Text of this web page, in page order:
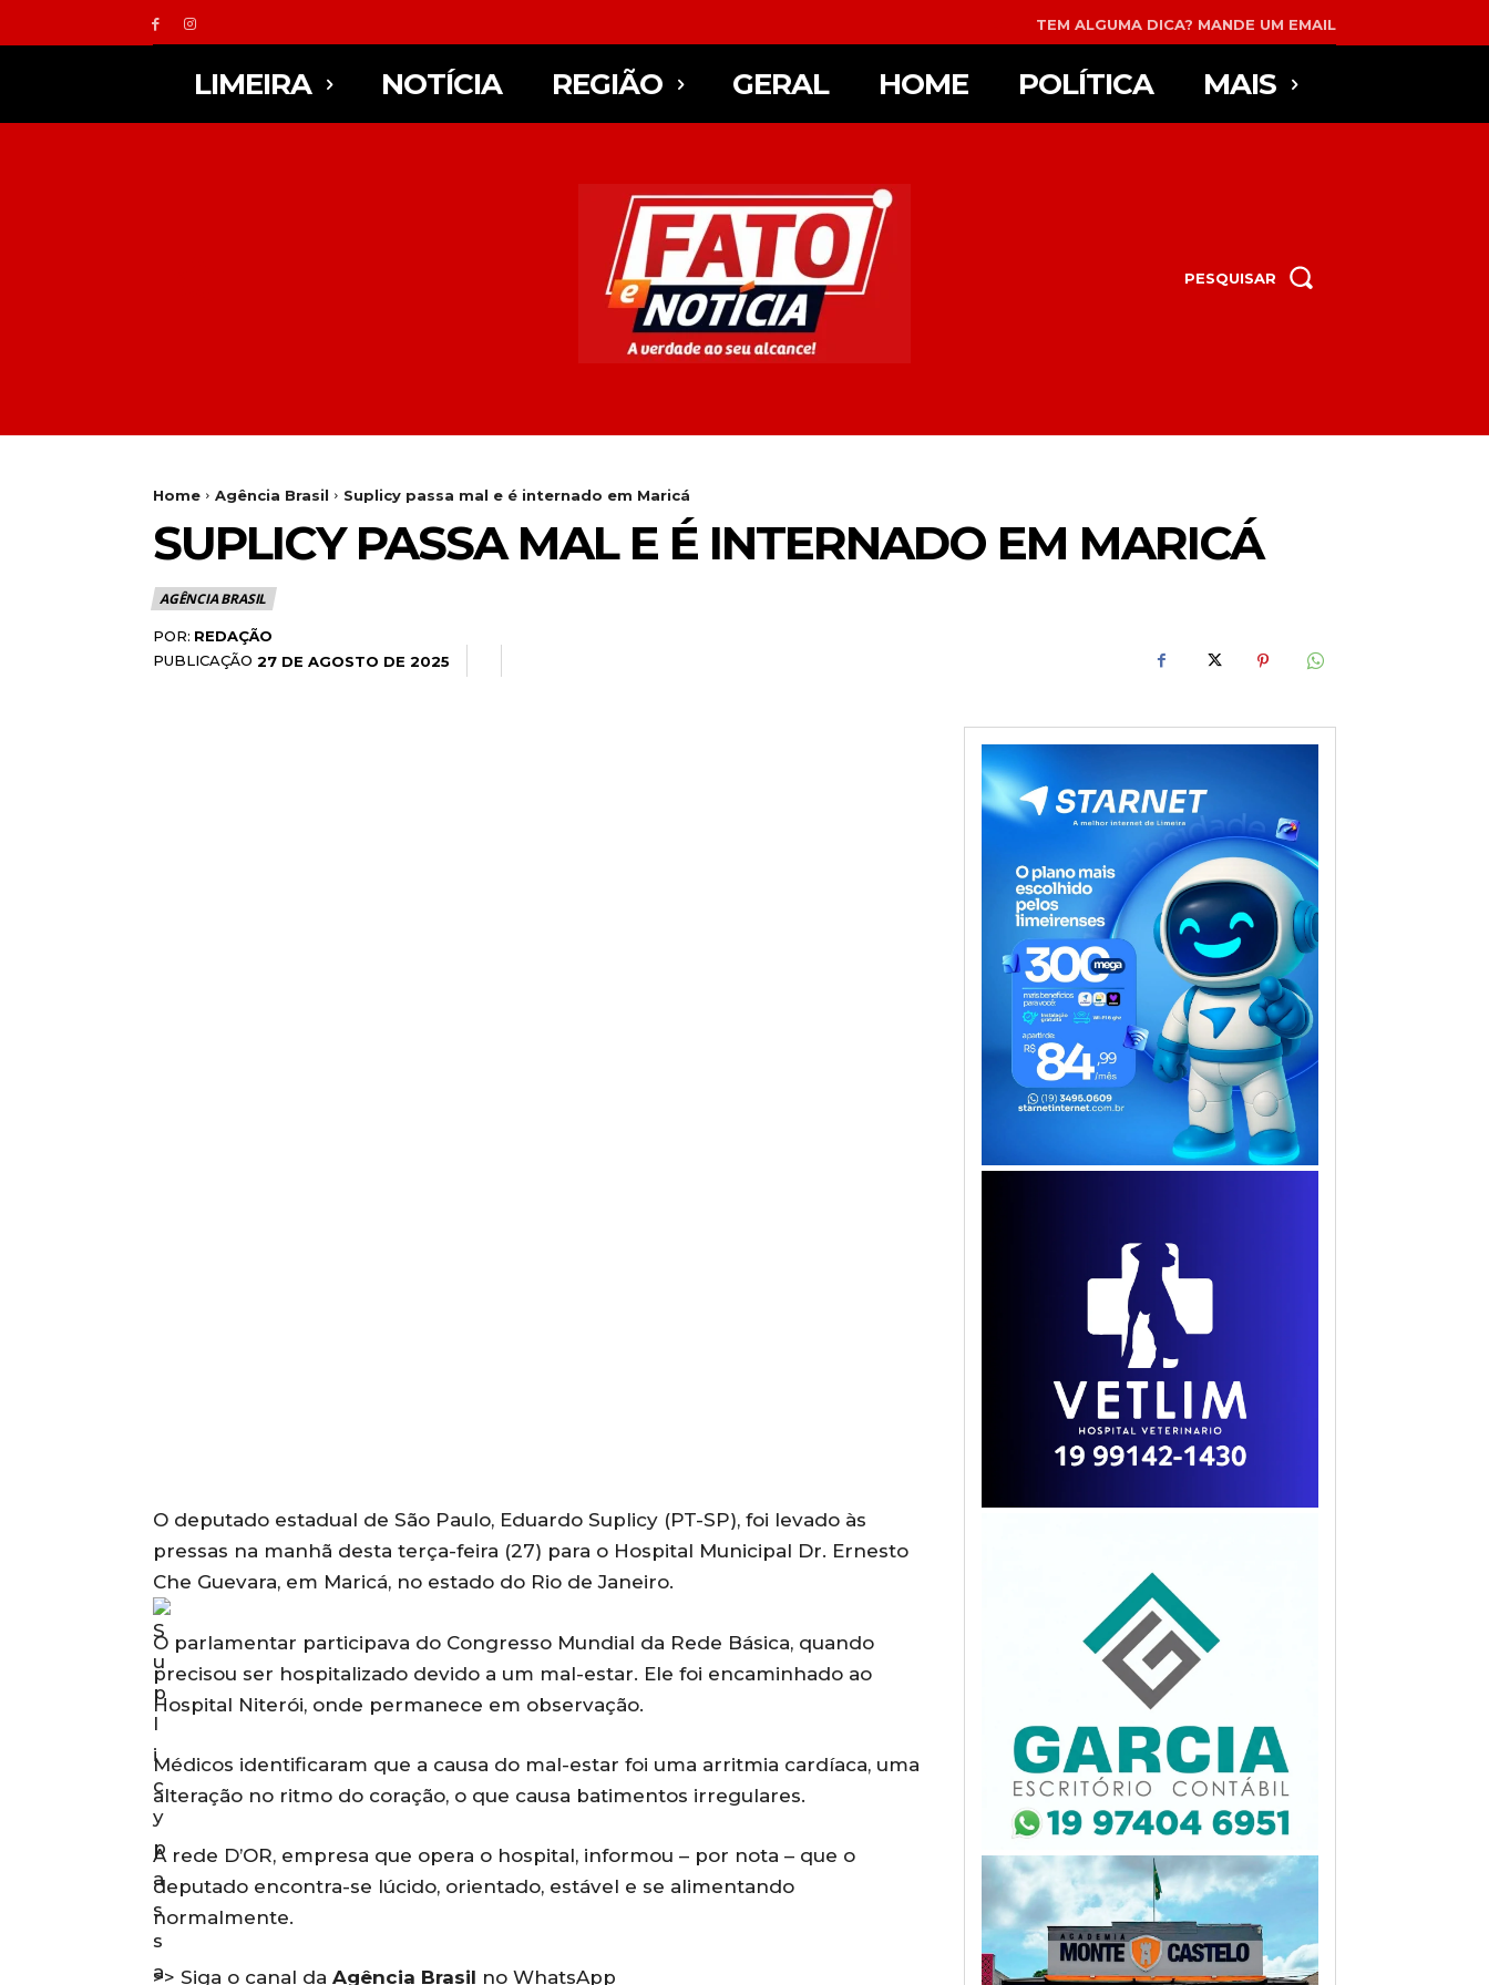
TEM ALGUMA DICA? MANDE UM EMAIL
LIMEIRA NOTÍCIA REGIÃO GERAL HOME POLÍTICA MAIS
PESQUISAR
Home Agência Brasil Suplicy passa mal e é internado em Maricá
SUPLICY PASSA MAL E É INTERNADO EM MARICÁ
AGÊNCIA BRASIL
POR: REDAÇÃO
PUBLICAÇÃO 27 DE AGOSTO DE 2025
O deputado estadual de São Paulo, Eduardo Suplicy (PT-SP), foi levado às
pressas na manhã desta terça-feira (27) para o Hospital Municipal Dr. Ernesto
Che Guevara, em Maricá, no estado do Rio de Janeiro.
O parlamentar participava do Congresso Mundial da Rede Básica, quando
precisou ser hospitalizado devido a um mal-estar. Ele foi encaminhado ao
Hospital Niterói, onde permanece em observação.
Médicos identificaram que a causa do mal-estar foi uma arritmia cardíaca, uma
alteração no ritmo do coração, o que causa batimentos irregulares.
A rede D’OR, empresa que opera o hospital, informou – por nota – que o
deputado encontra-se lúcido, orientado, estável e se alimentando
normalmente.
>> Siga o canal da Agência Brasil no WhatsApp